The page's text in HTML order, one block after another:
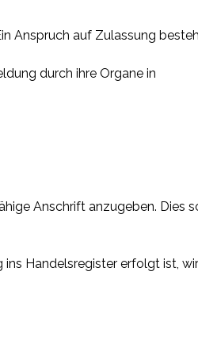
Anspruch auf Zulassung
durch ihre Organe in
Anschrift anzugeben. Dies
ins Handelsregister erfolgt ist,